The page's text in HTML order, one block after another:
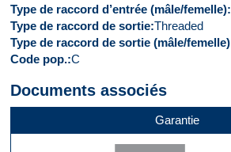
Type de raccord d’entrée (mâle/femelle)
Type de raccord de sortie Threaded
Type de raccord de sortie (mâle/femelle)
Code pop. C
Documents associés
Garantie